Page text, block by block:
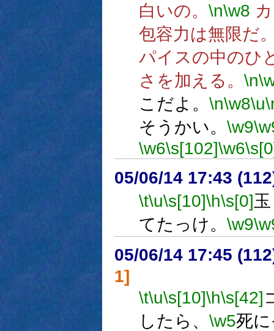
白いの。 \n\w8
包容力は無限だ
パイスの中のひ
さを加える。 \n
こだよ。 \n\w8\u
そうかい。 \w9
\w6\s[102]\w6
05/06/14 17:43
\t\u\s[10]\h\s[0]
てたっけ。 \w9
05/06/14 17:45
1]
\t\u\s[10]\h\s[42]
したら、 \w5死